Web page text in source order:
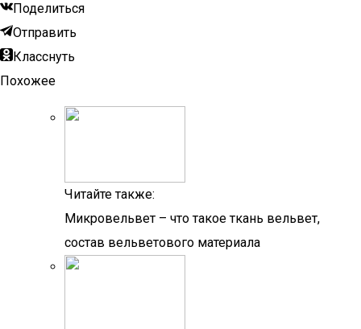
Поделиться
Отправить
Класснуть
Похожее
Читайте также:
Микровельвет – что такое ткань вельвет,
состав вельветового материала